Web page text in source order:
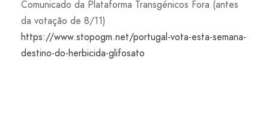
Comunicado da Plataforma Transgénicos Fora (antes
da votação de 8/11)
https://www.stopogm.net/portugal-vota-esta-semana-
destino-do-herbicida-glifosato